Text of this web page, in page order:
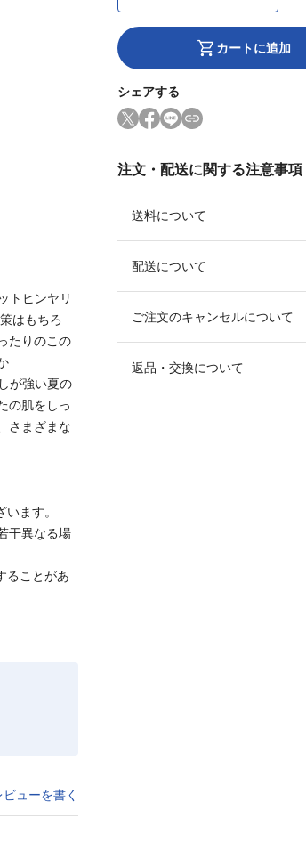
カートに追加
シェアする
注文・配送に関する注意事項
送料について
配送について
ご注文のキャンセルについて
返品・交換について
トヒンヤリ
はもちろ
たりのこの
が強い夏の
の肌をしっ
さまざまな
ます。
干異なる場
ることがあ
ビューを書く